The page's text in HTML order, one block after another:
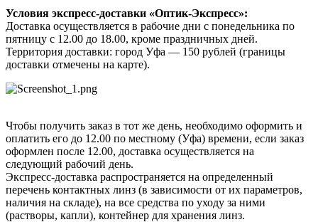
Условия экспресс-доставки «Оптик-Экспресс»:
Доставка осуществляется в рабочие дни с понедельника по
пятницу с 12.00 до 18.00, кроме праздничных дней.
Территория доставки: город Уфа — 150 рублей (границы
доставки отмечены на карте).
Чтобы получить заказ в тот же день, необходимо оформить и
оплатить его до 12.00 по местному (Уфа) времени, если заказ
оформлен после 12.00, доставка осуществляется на
следующий рабочий день.
Экспресс-доставка распространяется на определенный
перечень контактных линз (в зависимости от их параметров,
наличия на складе), на все средства по уходу за ними
(растворы, капли), контейнер для хранения линз.